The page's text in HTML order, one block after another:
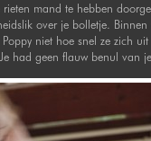
mand te hebben
over je bolletje.
niet hoe snel ze zich
had geen flauw benul van